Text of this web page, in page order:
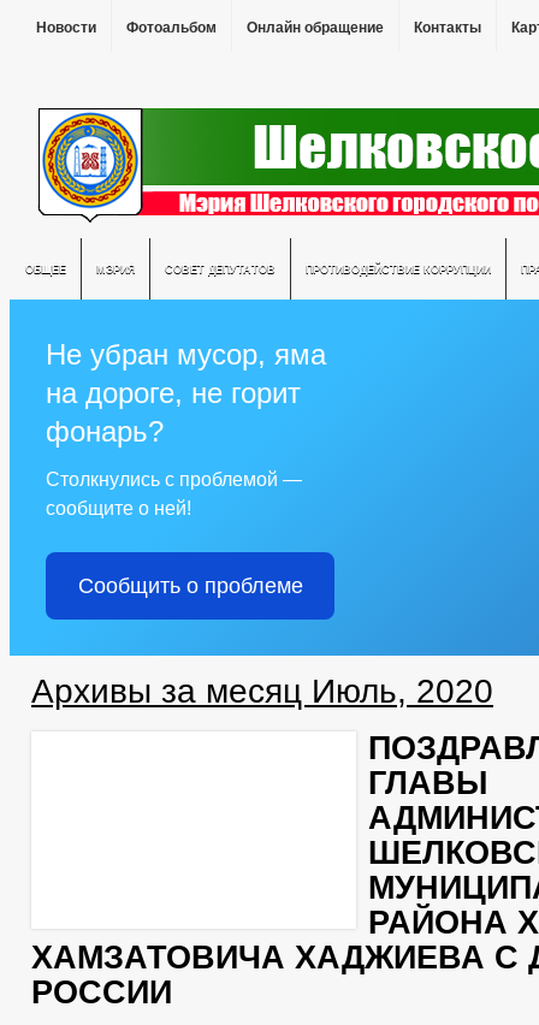
Новости Фотоальбом Онлайн обращение Контакты
ОБЩЕЕ МЭРИЯ СОВЕТ ДЕПУТАТОВ ПРОТИВОДЕЙСТВИЕ КОРРУПЦИИ
Не убран мусор, яма
на дороге, не горит
фонарь?
Столкнулись с проблемой —
сообщите о ней!
Сообщить о проблеме
Архивы за месяц Июль, 2020
ГЛАВЫ
РАЙОНА
ХАМЗАТОВИЧА ХАДЖИЕВА С
РОССИИ